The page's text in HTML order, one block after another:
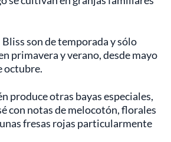
son de temporada y sólo
primavera y verano, desde mayo
octubre.
produce otras bayas especiales,
con notas de melocotón, florales
fresas rojas particularmente